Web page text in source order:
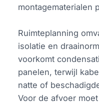
montagematerialen
Ruimteplanning
isolatie en
voorkomt
panelen, terwijl
natte of
Voor de afvoer